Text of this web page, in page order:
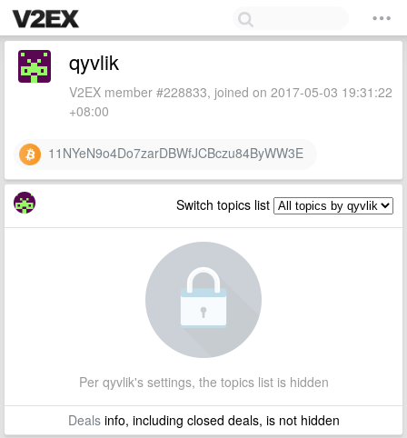
qyvlik
V2EX member #228833, joined on 2017-05-03 19:31:22
+08:00
11NYeN9o4Do7zarDBWfJCBczu84ByWW3E
Switch topics list
Per qyvlik's settings, the topics list is hidden
Dealsinfo, including closed deals, is not hidden